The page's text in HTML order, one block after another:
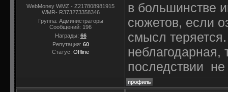
WebMoney WMZ - Z217808981915
WMR- R373273358346
Группа: Администраторы
Сообщений: 196
Награды: 66
Репутация: 60
Статус: Offline
в большинстве
сюжетов, если
смысл
неблагодарная,
последствии